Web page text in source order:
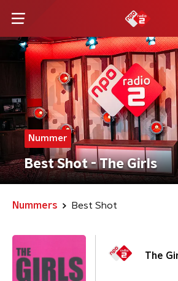
Nummer
Best Shot - The Girls
Nummers Best Shot
The